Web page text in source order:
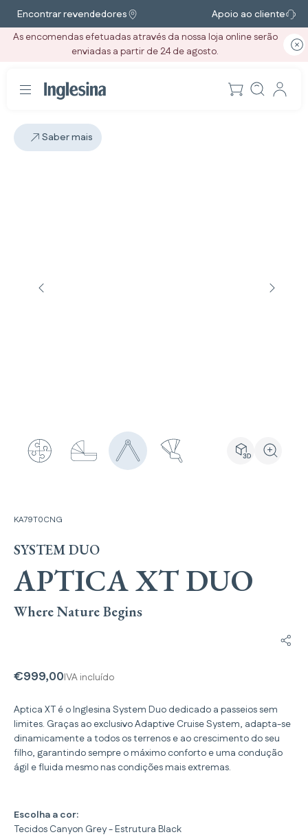
Encontrar revendedores
Apoio ao cliente
As encomendas efetuadas através da nossa loja online serão
enviadas a partir de 24 de agosto.
Saber mais
Ver produto
Ampliar
KA79T0CNG
SYSTEM DUO
APTICA XT DUO
Where Nature Begins
€999,00IVA incluído
Aptica XT é o Inglesina System Duo dedicado a passeios sem
limites. Graças ao exclusivo Adaptive Cruise System, adapta-se
dinamicamente a todos os terrenos e ao crescimento do seu
filho, garantindo sempre o máximo conforto e uma condução
ágil e fluida mesmo nas condições mais extremas.
Escolha a cor:
Tecidos Canyon Grey - Estrutura Black